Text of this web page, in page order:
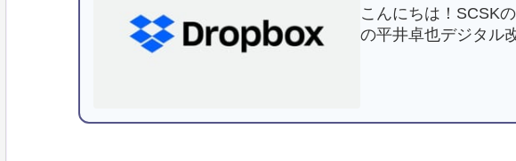
こんにちは！SCSK
の平井卓也デジタル
っています。本記事